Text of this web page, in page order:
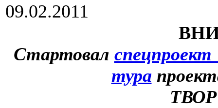
09.02.2011
Стартовал
тура